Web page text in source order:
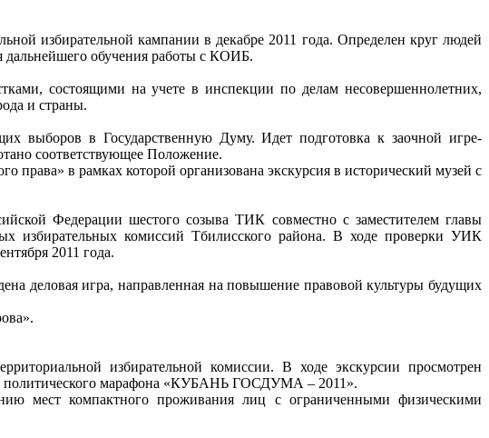
избирательной кампании в декабре 2011 года. Определен круг людей
дальнейшего обучения работы с КОИБ.
состоящими на учете в инспекции по делам несовершеннолетних,
и страны.
выборов в Государственную Думу. Идет подготовка к заочной игре-
соответствующее Положение.
права» в рамках которой организована экскурсия в исторический музей с
Федерации шестого созыва ТИК совместно с заместителем главы
избирательных комиссий Тбилисского района. В ходе проверки УИК
2011 года.
деловая игра, направленная на повышение правовой культуры будущих
избирательной комиссии. В ходе экскурсии просмотрен
политического марафона «КУБАНЬ ГОСДУМА – 2011».
мест компактного проживания лиц с ограниченными физическими